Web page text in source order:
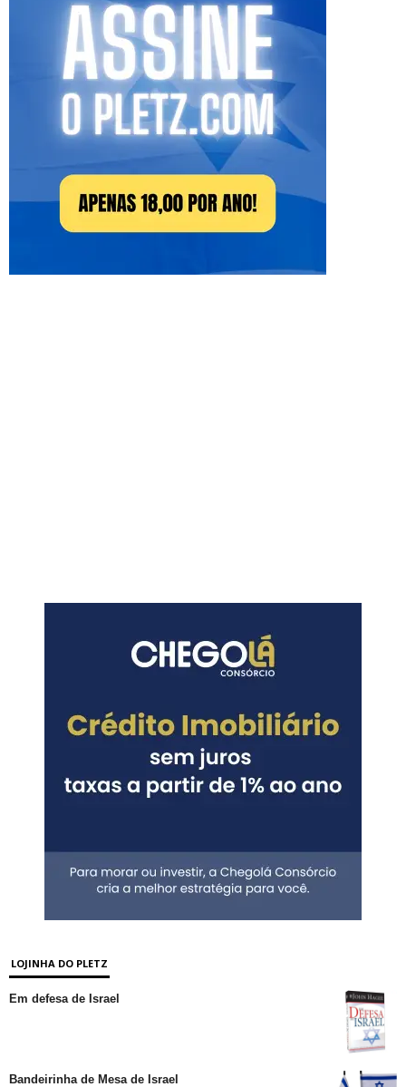
LOJINHA DO PLETZ
Em defesa de Israel
Bandeirinha de Mesa de Israel